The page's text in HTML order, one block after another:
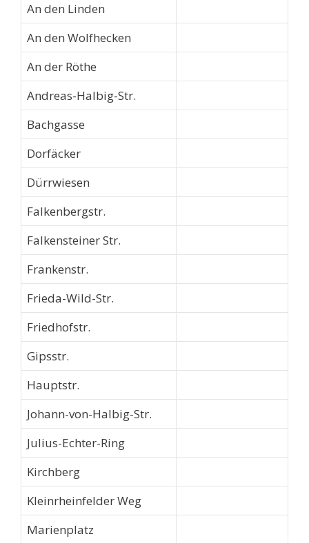
An den Linden
An den Wolfhecken
An der Röthe
Andreas-Halbig-Str.
Bachgasse
Dorfäcker
Dürrwiesen
Falkenbergstr.
Falkensteiner Str.
Frankenstr.
Frieda-Wild-Str.
Friedhofstr.
Gipsstr.
Hauptstr.
Johann-von-Halbig-Str.
Julius-Echter-Ring
Kirchberg
Kleinrheinfelder Weg
Marienplatz